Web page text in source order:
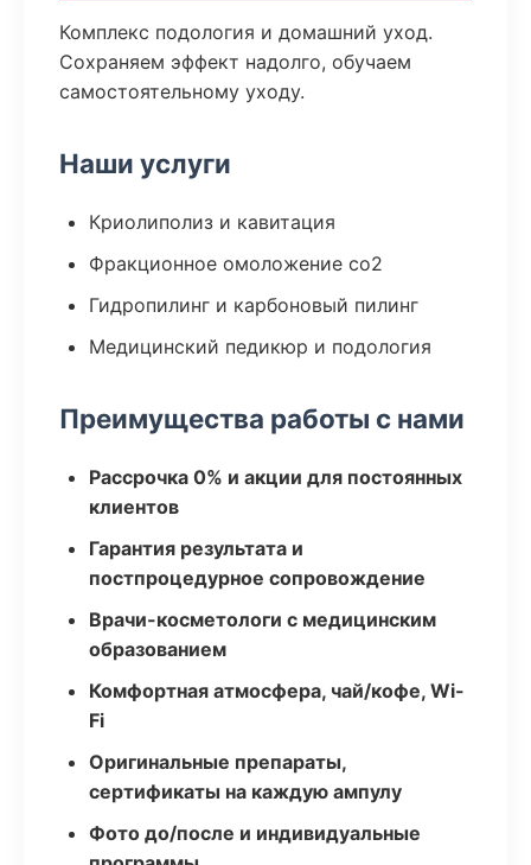
Комплекс подология и домашний уход.
Сохраняем эффект надолго, обучаем
самостоятельному уходу.
Наши услуги
Криолиполиз и кавитация
Фракционное омоложение co2
Гидропилинг и карбоновый пилинг
Медицинский педикюр и подология
Преимущества работы с нами
Рассрочка 0% и акции для постоянных
клиентов
Гарантия результата и
постпроцедурное сопровождение
Врачи-косметологи с медицинским
образованием
Комфортная атмосфера, чай/кофе, Wi-
Fi
Оригинальные препараты,
сертификаты на каждую ампулу
Фото до/после и индивидуальные